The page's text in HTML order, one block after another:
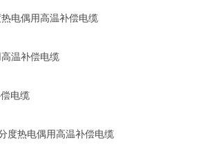
电偶用高温补偿电缆
温补偿电缆
电缆
度热电偶用高温补偿电缆